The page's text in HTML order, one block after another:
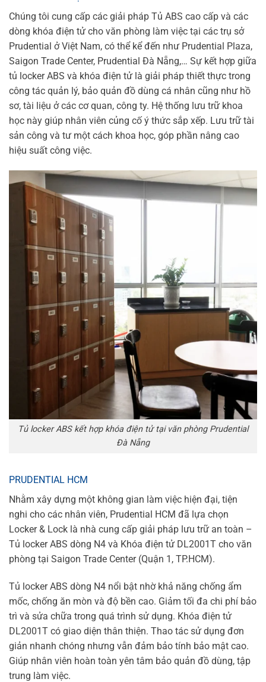
Chúng tôi cung cấp các giải pháp Tủ ABS cao cấp và các
dòng khóa điện tử cho văn phòng làm việc tại các trụ sở
Prudential ở Việt Nam, có thể kể đến như Prudential Plaza,
Saigon Trade Center, Prudential Đà Nẵng,… Sự kết hợp giữa
tủ locker ABS và khóa điện tử là giải pháp thiết thực trong
công tác quản lý, bảo quản đồ dùng cá nhân cũng như hồ
sơ, tài liệu ở các cơ quan, công ty. Hệ thống lưu trữ khoa
học này giúp nhân viên củng cố ý thức sắp xếp. Lưu trữ tài
sản công và tư một cách khoa học, góp phần nâng cao
hiệu suất công việc.
Tủ locker ABS kết hợp khóa điện tử tại văn phòng Prudential
Đà Nẵng
PRUDENTIAL HCM
Nhằm xây dựng một không gian làm việc hiện đại, tiện
nghi cho các nhân viên, Prudential HCM đã lựa chọn
Locker & Lock là nhà cung cấp giải pháp lưu trữ an toàn –
Tủ locker ABS dòng N4 và Khóa điện tử DL2001T cho văn
phòng tại Saigon Trade Center (Quận 1, TP.HCM).
Tủ locker ABS dòng N4 nổi bật nhờ khả năng chống ẩm
mốc, chống ăn mòn và độ bền cao. Giảm tối đa chi phí bảo
trì và sửa chữa trong quá trình sử dụng. Khóa điện tử
DL2001T có giao diện thân thiện. Thao tác sử dụng đơn
giản nhanh chóng nhưng vẫn đảm bảo tính bảo mật cao.
Giúp nhân viên hoàn toàn yên tâm bảo quản đồ dùng, tập
trung làm việc.